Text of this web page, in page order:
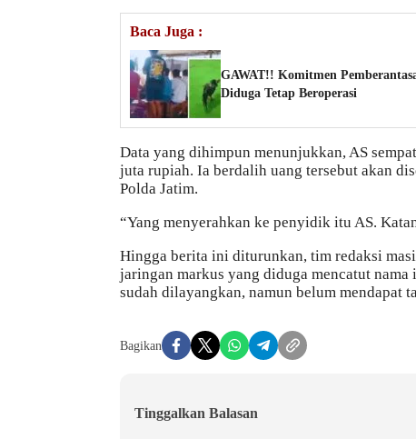
Baca Juga :
GAWAT!! Komitmen
Diduga Tetap Beroperasi
Data yang dihimpun menunjukkan, AS
juta rupiah. Ia berdalih uang tersebut akan
Polda Jatim.
“Yang menyerahkan ke penyidik itu AS.
Hingga berita ini diturunkan, tim redaksi
jaringan markus yang diduga mencatut
sudah dilayangkan, namun belum mendapat
Bagikan
Tinggalkan Balasan